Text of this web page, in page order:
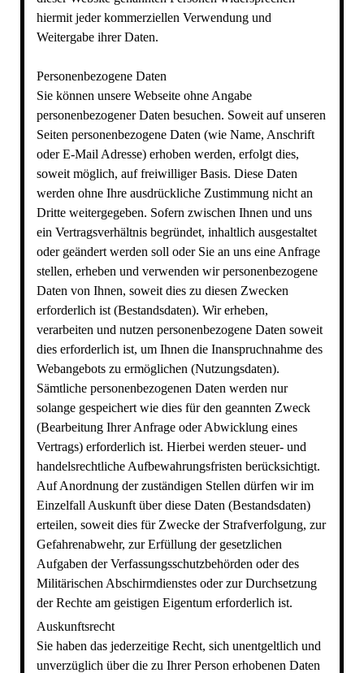
hiermit jeder kommerziellen Verwendung und
Weitergabe ihrer Daten.
Personenbezogene Daten
Sie können unsere Webseite ohne Angabe
personenbezogener Daten besuchen. Soweit auf unseren
Seiten personenbezogene Daten (wie Name, Anschrift
oder E-Mail Adresse) erhoben werden, erfolgt dies,
soweit möglich, auf freiwilliger Basis. Diese Daten
werden ohne Ihre ausdrückliche Zustimmung nicht an
Dritte weitergegeben. Sofern zwischen Ihnen und uns
ein Vertragsverhältnis begründet, inhaltlich ausgestaltet
oder geändert werden soll oder Sie an uns eine Anfrage
stellen, erheben und verwenden wir personenbezogene
Daten von Ihnen, soweit dies zu diesen Zwecken
erforderlich ist (Bestandsdaten). Wir erheben,
verarbeiten und nutzen personenbezogene Daten soweit
dies erforderlich ist, um Ihnen die Inanspruchnahme des
Webangebots zu ermöglichen (Nutzungsdaten).
Sämtliche personenbezogenen Daten werden nur
solange gespeichert wie dies für den geannten Zweck
(Bearbeitung Ihrer Anfrage oder Abwicklung eines
Vertrags) erforderlich ist. Hierbei werden steuer- und
handelsrechtliche Aufbewahrungsfristen berücksichtigt.
Auf Anordnung der zuständigen Stellen dürfen wir im
Einzelfall Auskunft über diese Daten (Bestandsdaten)
erteilen, soweit dies für Zwecke der Strafverfolgung, zur
Gefahrenabwehr, zur Erfüllung der gesetzlichen
Aufgaben der Verfassungsschutzbehörden oder des
Militärischen Abschirmdienstes oder zur Durchsetzung
der Rechte am geistigen Eigentum erforderlich ist.
Auskunftsrecht
Sie haben das jederzeitige Recht, sich unentgeltlich und
unverzüglich über die zu Ihrer Person erhobenen Daten